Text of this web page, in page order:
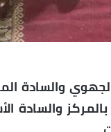
والسادة
والسادة